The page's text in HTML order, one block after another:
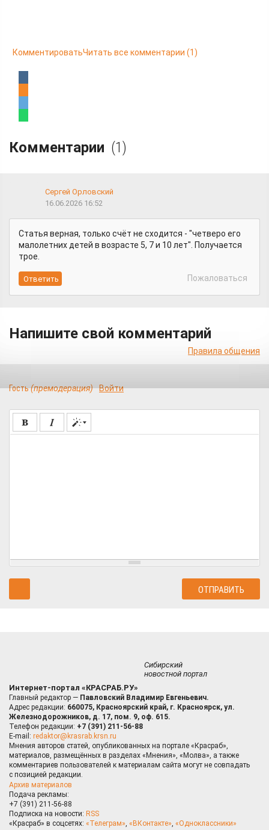
КомментироватьЧитать все комментарии (1)
Комментарии (1)
Сергей Орловский
16.06.2026 16:52
Статья верная, только счёт не сходится - "четверо его
малолетних детей в возрасте 5, 7 и 10 лет". Получается
трое.
Пожаловаться
Напишите свой комментарий
Правила общения
Гость(премодерация) Войти
Сибирский
новостной портал
Интернет-портал «КРАСРАБ.РУ»
Главный редактор — Павловский Владимир Евгеньевич.
Адрес редакции: 660075, Красноярский край, г. Красноярск, ул.
Железнодорожников, д. 17, пом. 9, оф. 615.
Телефон редакции: +7 (391) 211-56-88
E-mail: redaktor@krasrab.krsn.ru
Мнения авторов статей, опубликованных на портале «Красраб»,
материалов, размещённых в разделах «Мнения», «Молва», а также
комментариев пользователей к материалам сайта могут не совпадать
с позицией редакции.
Архив материалов
Подача рекламы:
+7 (391) 211-56-88
Подписка на новости: RSS
«Красраб» в соцсетях: «Телеграм», «ВКонтакте», «Одноклассники»